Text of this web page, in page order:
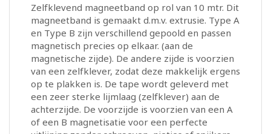
Zelfklevend magneetband op rol van 10 mtr. Dit
magneetband is gemaakt d.m.v. extrusie. Type A
en Type B zijn verschillend gepoold en passen
magnetisch precies op elkaar. (aan de
magnetische zijde). De andere zijde is voorzien
van een zelfklever, zodat deze makkelijk ergens
op te plakken is. De tape wordt geleverd met
een zeer sterke lijmlaag (zelfklever) aan de
achterzijde. De voorzijde is voorzien van een A
of een B magnetisatie voor een perfecte